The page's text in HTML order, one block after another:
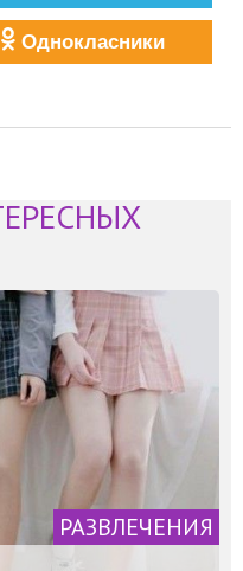
Однокласники
РАЗВЛЕЧЕНИЯ